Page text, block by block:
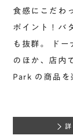
食感にこだわ
ポイント！バ
も抜群。 ドー
のほか、店内
Park の商品を
詳